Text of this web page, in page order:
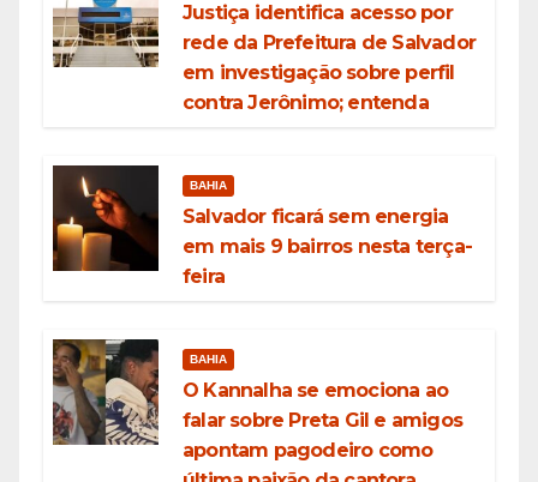
Justiça identifica acesso por
rede da Prefeitura de Salvador
em investigação sobre perfil
contra Jerônimo; entenda
BAHIA
Salvador ficará sem energia
em mais 9 bairros nesta terça-
feira
BAHIA
O Kannalha se emociona ao
falar sobre Preta Gil e amigos
apontam pagodeiro como